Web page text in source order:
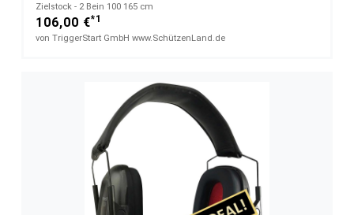
Zielstock - 2 Bein 100 165 cm
106,00 €*1
von TriggerStart GmbH www.SchützenLand.de